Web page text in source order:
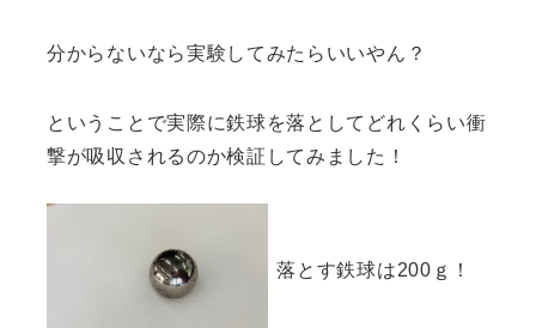
分からないなら実験してみたらいいやん？
ということで実際に鉄球を落としてどれくらい衝
撃が吸収されるのか検証してみました！
落とす鉄球は200ｇ！